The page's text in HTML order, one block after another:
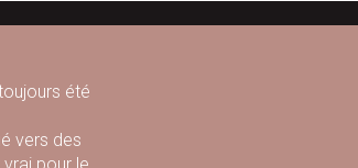
été
vers des